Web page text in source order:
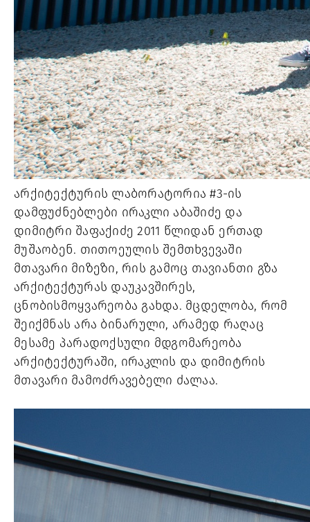
არქიტექტურის ლაბორატორია #3-ის
დამფუძნებლები ირაკლი აბაშიძე და
დიმიტრი შაფაქიძე 2011 წლიდან ერთად
მუშაობენ. თითოეულის შემთხვევაში
მთავარი მიზეზი, რის გამოც თავიანთი გზა
არქიტექტურას დაუკავშირეს,
ცნობისმოყვარეობა გახდა. მცდელობა, რომ
შეიქმნას არა ბინარული, არამედ რაღაც
მესამე პარადოქსული მდგომარეობა
არქიტექტურაში, ირაკლის და დიმიტრის
მთავარი მამოძრავებელი ძალაა.